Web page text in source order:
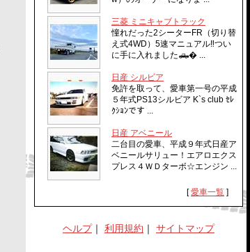
三菱 ミニキャブトラック
憧れだった2シーターFR（切り替
え式4WD）5速マニュアル‼︎つい
に手に入れました🛻� ...
日産 シルビア
免許を取って、愛車第一号の平成
５年式PS13シルビア K`s club ｾﾚ
ｸｼｮﾝです ...
日産 アベニール
二台目の愛車、平成９年式日産ア
ベニールサリュー！エアロエクス
プレス４ＷＤターボ☆エンジン ...
[愛車一覧 ]
ヘルプ｜ 利用規約 ｜ サイトマップ